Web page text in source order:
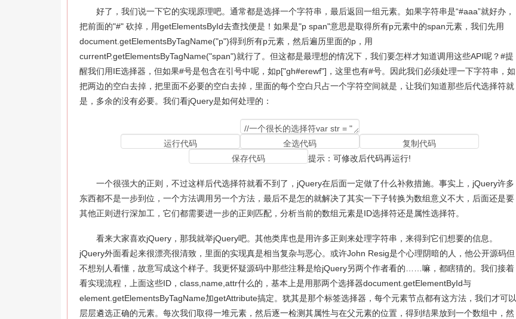
好了，我们说一下它的实现原理吧。通常都是选择一个字符串，最后返回一组元素。如果字符串是“#aaa”就好办，
把前面的"#" 砍掉，用getElementsById去查找便是！如果是"p span"意思是取得所有p元素中的span元素，我们先用
document.getElementsByTagName("p")得到所有p元素，然后遍历里面的p，用
currentP.getElementsByTagName("span")就行了。但这都是最理想的情况下，我们要怎样才知道调用这些API呢？#提
醒我们用IE选择器，但如果#号是包含在引号中呢，如p["gh#erewf"]，这里也有#号。因此我们必须处理一下字符串，如
把两边的空白去掉，把里面不必要的空白去掉，里面的每个空白只占一个字符空间就是，让我们知道那些后代选择符就
是，多余的没有必要。我们看jQuery是如何处理的：
提示：可修改后代码再运行!
一个很强大的正则，不过这样后代选择符就看不到了，jQuery在后面一定做了什么补救措施。事实上，jQuery许多
东西都不是一步到位，一个方法调用另一个方法，最后不是怎的就解决了其实一下子转换为数组意义不大，后面还是要
其他正则进行深加工，它们都需要进一步的正则匹配，分析当前的数组元素是ID选择符还是属性选择符。
看来大家喜欢jQuery，那我就举jQuery吧。其他类库也是用许多正则来处理字符串，来得到它们想要的信息。
jQuery外面看起来很漂亮很清致，里面的实现真是相当复杂与恶心。或许John Resig是个心理阴暗的人，他公开源码但
不想别人看懂，故意写成这个样子。我更怀疑源码中那些注释是给jQuery另两个作者看的……嘛，都瞎猜的。我们接着
看实现流程，上面这些ID，class,name,attr什么的，基本上是用那两个选择器document.getElementById与
element.getElementsByTagName加getAttribute搞定。犹其是那个标签选择器，每个元素节点都有这方法，我们才可以
层层遴选正确的元素。每次我们取得一堆元素，然后逐一检测其属性与在父元素的位置，得到结果放到一个数组中，然